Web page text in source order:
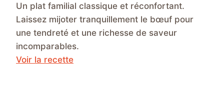
Un plat familial classique et réconfortant.
Laissez mijoter tranquillement le bœuf pour
une tendreté et une richesse de saveur
incomparables.
Voir la recette